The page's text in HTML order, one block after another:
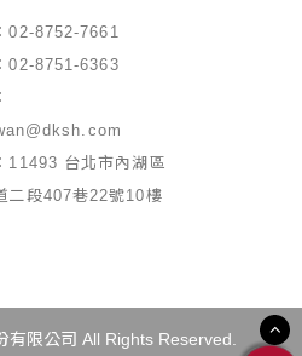
8752-7661
8751-6363
台北市內湖區
二段407巷22號10樓
限公司 All Rights Reserved.